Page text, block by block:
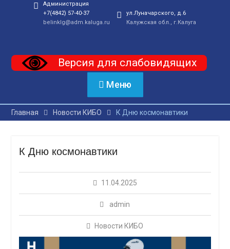
Администрация
+7(4842) 57-40-37
belinklg@adm.kaluga.ru
ул.Луначарского, д.6
Калужская обл., г.Калуга
Версия для слабовидящих
Меню
Главная Новости КИБО К Дню космонавтики
К Дню космонавтики
11.04.2025
admin
Новости КИБО